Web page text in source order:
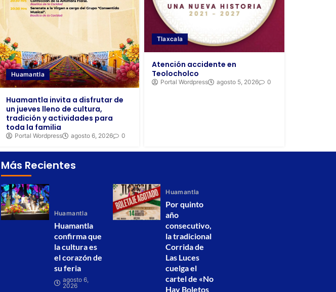
Huamantla
Huamantla invita a disfrutar de
un jueves lleno de cultura,
tradición y actividades para
toda la familia
Portal Wordpress agosto 6, 2026 0
Tlaxcala
Atención accidente en
Teolocholco
Portal Wordpress agosto 5, 2026 0
Más Recientes
Huamantla
Huamantla
confirma que
la cultura es
el corazón de
su feria
agosto 6,
2026
Huamantla
Por quinto
año
consecutivo,
la tradicional
Corrida de
Las Luces
cuelga el
cartel de «No
Hay Boletos